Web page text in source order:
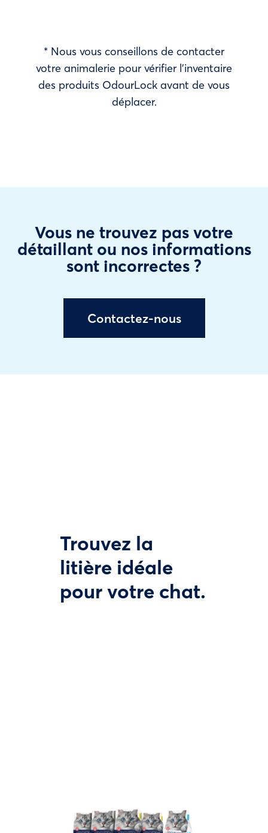
* Nous vous conseillons de contacter
votre animalerie pour vérifier l’inventaire
des produits OdourLock avant de vous
déplacer.
Vous ne trouvez pas votre
détaillant ou nos informations
sont incorrectes ?
Contactez-nous
Trouvez la
litière idéale
pour votre chat.